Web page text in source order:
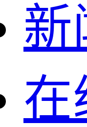
新
在